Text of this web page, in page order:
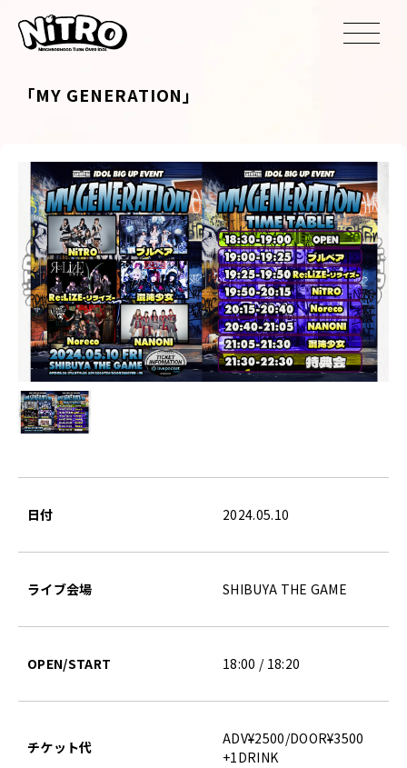
「MY GENERATION」
日付 2024.05.10
ライブ会場 SHIBUYA THE GAME
OPEN/START 18:00 / 18:20
チケット代
ADV¥2500/DOOR¥3500
+1DRINK